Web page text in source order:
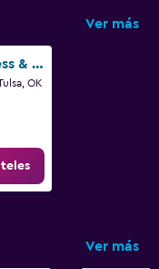
Ver más
Holiday Inn Express & Suites Tulsa Downtown By IHG
OK
Ver más